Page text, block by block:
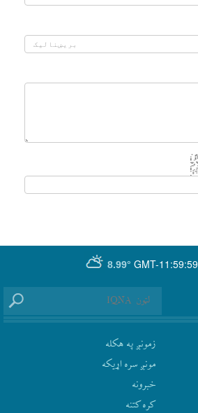
GMT-11:59:59
8.99°
زمونږ په هکله
مونږ سره اړيکه
‫خبرونه
کره کتنه